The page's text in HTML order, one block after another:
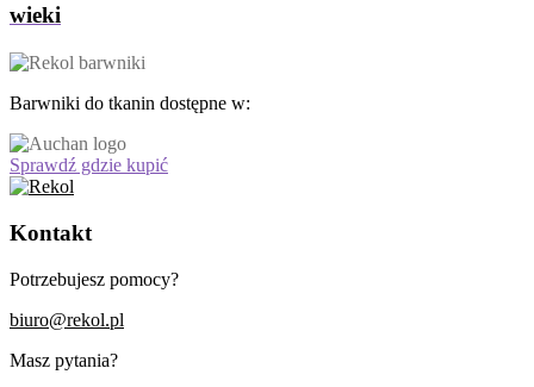
wieki
Barwniki do tkanin dostępne w:
Sprawdź gdzie kupić
Kontakt
Potrzebujesz pomocy?
biuro@rekol.pl
Masz pytania?